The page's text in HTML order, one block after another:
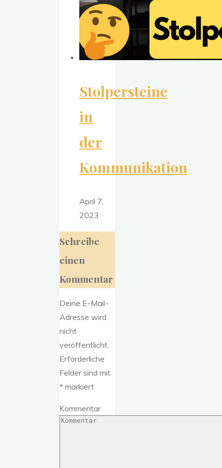
Stolpersteine
in
der
Kommunikation
April 7,
2023
Schreibe
einen
Kommentar
Deine E-Mail-
Adresse wird
nicht
veröffentlicht.
Erforderliche
Felder sind mit
* markiert
Kommentar